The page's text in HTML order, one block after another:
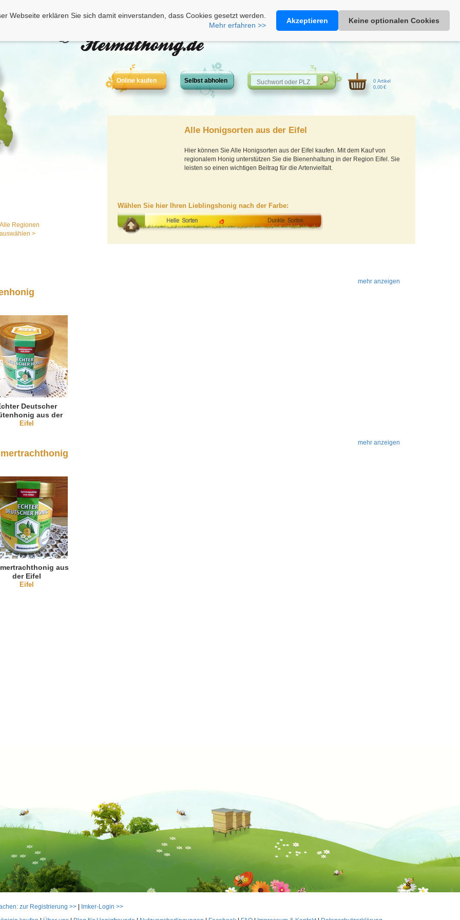
Alle Regionen
auswählen >
Heimathonig auf Facebook|Kunden-Login|Warenkorb
Webseite erklären Sie sich damit einverstanden, dass Cookies gesetzt werden.
Mehr erfahren >>
Akzeptieren Keine optionalen Cookies
Online kaufen Selbst abholen
0 Artikel
0,00 €
Alle Honigsorten aus der Eifel
Hier können Sie Alle Honigsorten aus der Eifel kaufen. Mit dem Kauf von
regionalem Honig unterstützen Sie die Bienenhaltung in der Region Eifel. Sie
leisten so einen wichtigen Beitrag für die Artenvielfalt.
Wählen Sie hier Ihren Lieblingshonig nach der Farbe:
mehr anzeigen
Deutscher
aus der
Eifel
Eifel
mehr anzeigen
aus
der Eifel
Eifel
zur Registrierung >>
Imker-Login >>